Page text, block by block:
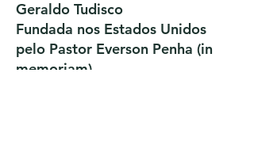
Geraldo Tudisco
Fundada nos Estados Unidos
pelo Pastor Everson Penha​ (in
memoriam)